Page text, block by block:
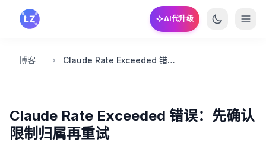
跳转到主要内容
AI代升级
博客 Claude Rate Exceeded 错误：先确认限制归属再重试
Claude Rate Exceeded 错误：先确认
限制归属再重试